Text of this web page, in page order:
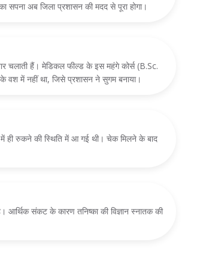
सपना अब जिला प्रशासन की मदद से पूरा होगा।
चलाती हैं। मेडिकल फील्ड के इस महंगे कोर्स (B.Sc.
में नहीं था, जिसे प्रशासन ने सुगम बनाया।
ही रुकने की स्थिति में आ गई थी। चेक मिलने के बाद
आर्थिक संकट के कारण तनिष्का की विज्ञान स्नातक की